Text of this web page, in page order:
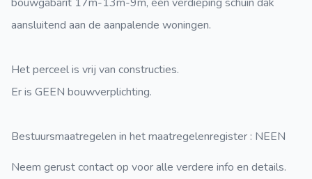
aansluitend aan de aanpalende woningen.
Het perceel is vrij van constructies.
Er is GEEN bouwverplichting.
Bestuursmaatregelen in het maatregelenregister : NEEN
Neem gerust contact op voor alle verdere info en details.